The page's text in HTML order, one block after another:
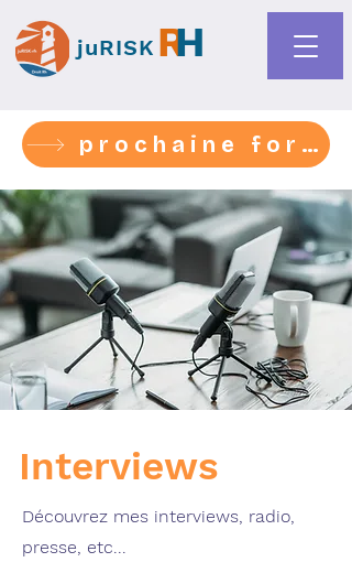
juRISK RH
prochaine formation 1-2-3 sept- médiation harcèlement
Interviews
Découvrez mes interviews, radio,
presse, etc...